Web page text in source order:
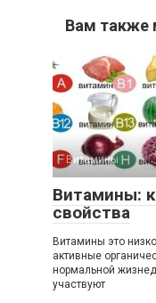
Вам также
Витамины
Витамины:
свойства
Витамины это
активные
нормальной
участвуют